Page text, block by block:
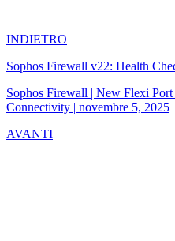
INDIETRO
Sophos Firewall v22: Health
Sophos Firewall | New Flexi
Connectivity | novembre 5, 2025
AVANTI